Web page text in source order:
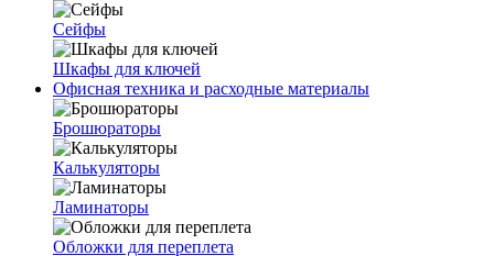
Сейфы
Шкафы для ключей
Офисная техника и расходные материалы
Брошюраторы
Калькуляторы
Ламинаторы
Обложки для переплета